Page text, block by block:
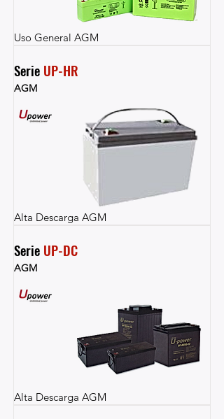
Uso General AGM
Serie UP-HR
AGM
Alta Descarga AGM
Serie UP-DC
AGM
Alta Descarga AGM